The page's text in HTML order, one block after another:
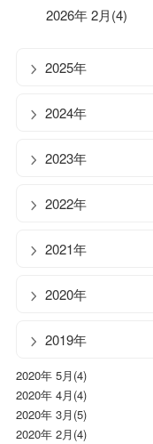
2026年 2月(4)
2025年
2024年
2023年
2022年
2021年
2020年
2019年
2020年 5月(4)
2020年 4月(4)
2020年 3月(5)
2020年 2月(4)